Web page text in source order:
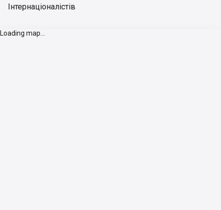
Інтернаціоналістів
Loading map...